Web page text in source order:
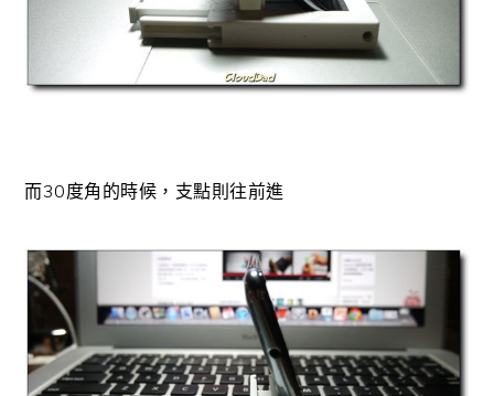
而30度角的時候，支點則往前進